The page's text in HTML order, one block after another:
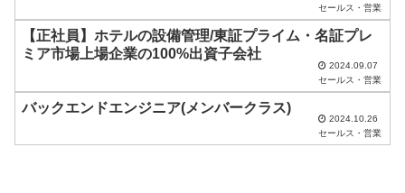
さ
い
セールス・営業
【正社員】ホテルの設備管理/東証プライム・名証プレ
ミア市場上場企業の100%出資子会社
2024.09.07
セールス・営業
バックエンドエンジニア(メンバークラス)
2024.10.26
セールス・営業